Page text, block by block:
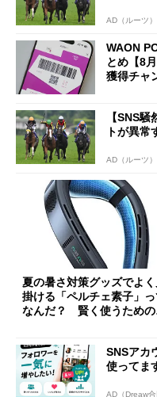
AD（ルーツ）
WAON
とめ【8
獲得チャ
【SNS
トが異常
AD（ルーツ）
夏の暑さ対策グッズでよ
掛ける「ペルチェ素子」っ
なんだ？ 賢く使うための
SNSアカ
使ってま
AD（Dreaw合